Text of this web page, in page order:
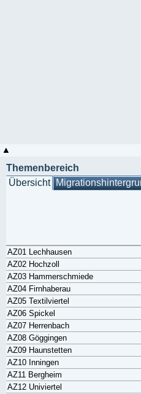
Themenbereich
Übersicht
AZ01 Lechhausen
AZ02 Hochzoll
AZ03 Hammerschmiede
AZ04 Firnhaberau
AZ05 Textilviertel
AZ06 Spickel
AZ07 Herrenbach
AZ08 Göggingen
AZ09 Haunstetten
AZ10 Inningen
AZ11 Bergheim
AZ12 Univiertel